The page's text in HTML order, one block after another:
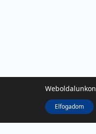
Weboldalunkon
Elfogadom